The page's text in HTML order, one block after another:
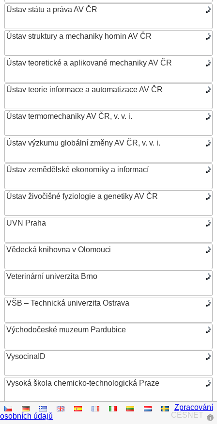
Ústav státu a práva AV ČR
Ústav struktury a mechaniky hornin AV ČR
Ústav teoretické a aplikované mechaniky AV ČR
Ústav teorie informace a automatizace AV ČR
Ústav termomechaniky AV ČR, v. v. i.
Ústav výzkumu globální změny AV ČR, v. v. i.
Ústav zemědělské ekonomiky a informací
Ústav živočišné fyziologie a genetiky AV ČR
UVN Praha
Vědecká knihovna v Olomouci
Veterinární univerzita Brno
VŠB – Technická univerzita Ostrava
Východočeské muzeum Pardubice
VysocinaID
Vysoká škola chemicko-technologická Praze
Vysoká škola ekonomická v Praze
CESNET
Zpracování
osobních údajů